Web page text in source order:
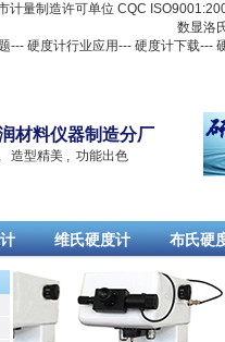
计量制造许可单位 CQC
数显洛
---硬度计行业应用---硬度计下载---
润材料仪器制造分厂
造型精美 , 功能出色
维氏硬度计
布氏硬